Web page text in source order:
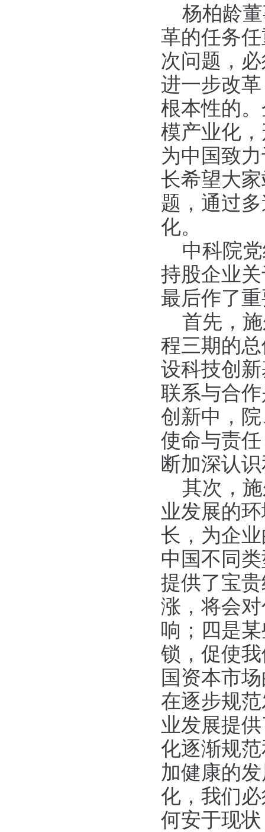
杨柏龄董
革的任务
次问题，
进一步改
根本性的
模产业化
为中国致
长希望大
题，通过
化。
中科院党
持股企业
最后作了
首先，施
程三期的
设科技创
联系与合
创新中，
使命与责
断加深认
其次，施
业发展的
长，为企
中国不同
提供了宝
涨，将会
响；四是
锁，促使
国资本市
在逐步规
业发展提
化逐渐规
加健康的
化，我们
何安于现